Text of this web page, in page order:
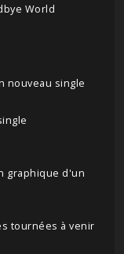
World
nouveau single
graphique d'un
tournées à venir